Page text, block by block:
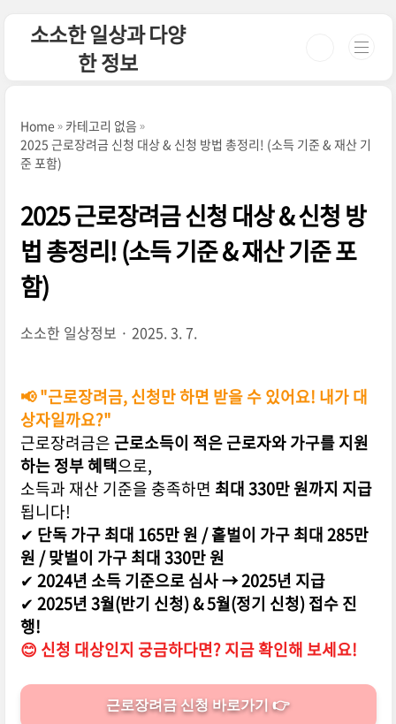
소소한 일상과 다양
한 정보
Home
카테고리 없음
2025 근로장려금 신청 대상 & 신청 방법 총정리! (소득 기준 & 재산 기
준 포함)
2025 근로장려금 신청 대상 & 신청 방
법 총정리! (소득 기준 & 재산 기준 포
함)
소소한 일상정보 2025. 3. 7.
📢 "근로장려금, 신청만 하면 받을 수 있어요! 내가 대
상자일까요?"
근로장려금은 근로소득이 적은 근로자와 가구를 지원
하는 정부 혜택으로,
소득과 재산 기준을 충족하면 최대 330만 원까지 지급
됩니다!
✔ 단독 가구 최대 165만 원 / 홑벌이 가구 최대 285만
원 / 맞벌이 가구 최대 330만 원
✔ 2024년 소득 기준으로 심사 → 2025년 지급
✔ 2025년 3월(반기 신청) & 5월(정기 신청) 접수 진
행!
😊 신청 대상인지 궁금하다면? 지금 확인해 보세요!
근로장려금 신청 바로가기 👉